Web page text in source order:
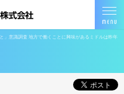
」意識調査 地方で働くことに興味があるミドルは昨年